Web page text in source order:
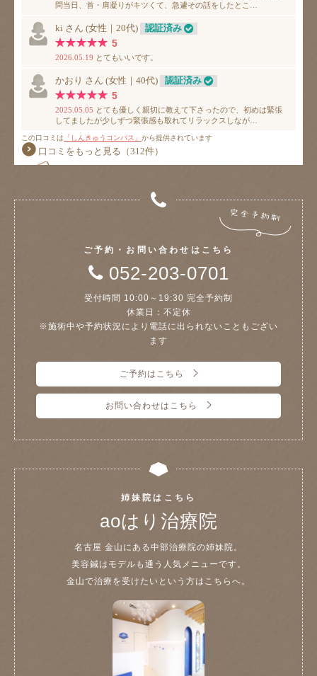
ご予約・お問い合わせはこちら
052-203-0701
受付時間 10:00～19:30 完全予約制
休業日：不定休
※施術中や予約状況により電話に出られないこともござい
ます
ご予約はこちら
お問い合わせはこちら
姉妹院はこちら
aoはり治療院
名古屋 金山にある中部治療院の姉妹院。
美容鍼はモデルも通う人気メニューです。
金山で治療を受けたいという方はこちらへ。